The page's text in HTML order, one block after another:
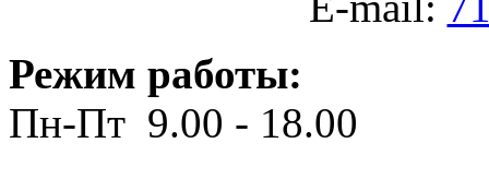
Режим работы:
Пн-Пт 9.00 - 18.00